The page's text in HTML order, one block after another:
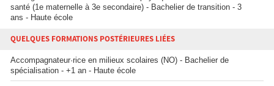
santé (1e maternelle à 3e secondaire) - Bachelier de transition - 3
ans - Haute école
QUELQUES FORMATIONS POSTÉRIEURES LIÉES
Accompagnateur·rice en milieux scolaires (NO) - Bachelier de
spécialisation - +1 an - Haute école